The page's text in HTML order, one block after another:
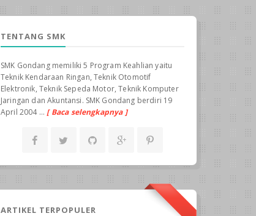
TENTANG SMK
SMK Gondang memiliki 5 Program Keahlian yaitu
Teknik Kendaraan Ringan, Teknik Otomotif
Elektronik, Teknik Sepeda Motor, Teknik Komputer
Jaringan dan Akuntansi. SMK Gondang berdiri 19
April 2004 ... [ Baca selengkapnya ]
ARTIKEL TERPOPULER